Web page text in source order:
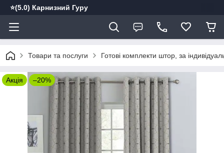
⭐️(5.0) Карнизний Гуру
Товари та послуги Готові комплекти штор, за
Акція –20%